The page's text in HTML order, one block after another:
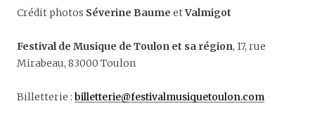
Crédit photos Séverine Baume etValmigot
Festival de Musique de Toulon et sa région, 17, rue
Mirabeau, 83000 Toulon
Billetterie : billetterie@festivalmusiquetoulon.com